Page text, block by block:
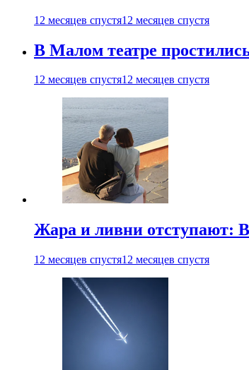
12 месяцев спустя12 месяцев спустя
В Малом театре
12 месяцев спустя12 месяцев спустя
Жара и ливни отступают:
12 месяцев спустя12 месяцев спустя